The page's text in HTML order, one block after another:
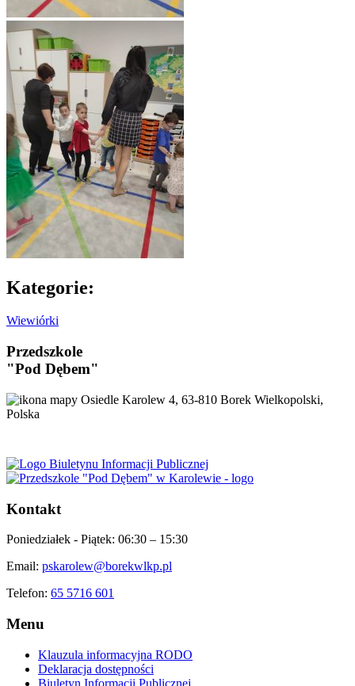
Kategorie:
Wiewiórki
Przedszkole
"Pod Dębem"
Osiedle Karolew 4, 63-810 Borek Wielkopolski,
Polska
Kontakt
Poniedziałek - Piątek: 06:30 – 15:30
Email: pskarolew@borekwlkp.pl
Telefon: 65 5716 601
Menu
Klauzula informacyjna RODO
Deklaracja dostępności
Biuletyn Informacji Publicznej